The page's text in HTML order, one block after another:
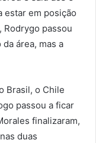
estar em posição
passou
área, mas a
Brasil, o Chile
passou a ficar
finalizaram,
duas